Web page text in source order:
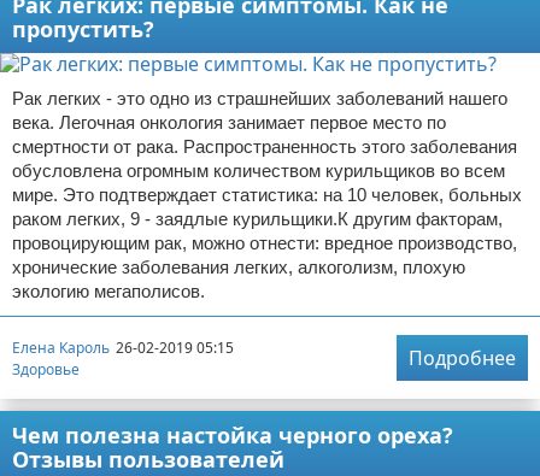
пропустить?
Рак легких - это одно из страшнейших заболеваний нашего
века. Легочная онкология занимает первое место по
смертности от рака. Распространенность этого заболевания
обусловлена огромным количеством курильщиков во всем
мире. Это подтверждает статистика: на 10 человек, больных
раком легких, 9 - заядлые курильщики.К другим факторам,
провоцирующим рак, можно отнести: вредное производство,
хронические заболевания легких, алкоголизм, плохую
экологию мегаполисов.
Елена Кароль 26-02-2019 05:15
Здоровье
Подробнее
Чем полезна настойка черного ореха?
Отзывы пользователей